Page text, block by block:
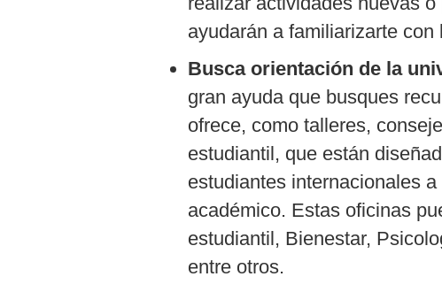
ayudarán a familiarizarte
Busca orientación de la
gran ayuda que busques
ofrece, como talleres,
estudiantil, que están
estudiantes internacionales
académico. Estas oficinas
estudiantil, Bienestar,
entre otros.